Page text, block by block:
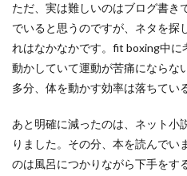
ただ、実は難しいのはブログ書き
でいると思うのですが、ネタを探
れはなかなかです。fit boxing中に
動かしていて運動が苦痛にならな
多分、体を動かす効率は落ちてい
あと明確に減ったのは、ネット小
りました。その分、本を読んでい
のは風呂につかりながら下手をす